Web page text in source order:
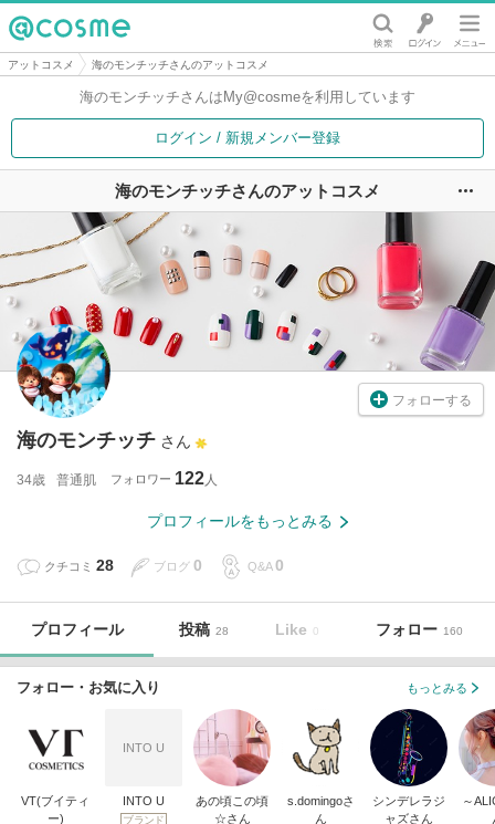
@cosme
アットコスメ 海のモンチッチさんのアットコスメ
海のモンチッチさんは My@cosmeを利用しています
ログイン / 新規メンバー登録
海のモンチッチさんのアットコスメ
フォローする
海のモンチッチ さん
34歳 普通肌 フォロワー 122
プロフィールをもっとみる
クチコミ 28 ブログ 0 Q&A 0
プロフィール 投稿 28 Like 0 フォロー 160
フォロー・お気に入り もっとみる
VT(ブイティ
ー)
INTO U
INTO U
ブランド
あの頃この頃
☆さん
s.domingoさ
ん
シンデレラジ
ャズさん
～